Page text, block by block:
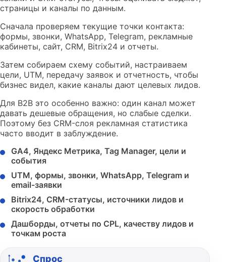
страницы и каналы по данным.
Сначала проверяем текущие точки контакта:
формы, звонки, WhatsApp, Telegram, рекламные
кабинеты, сайт, CRM, Bitrix24 и отчеты.
Затем собираем схему событий, настраиваем
цели, UTM, передачу заявок и отчетность, чтобы
бизнес видел, какие каналы дают целевых лидов.
Для B2B это особенно важно: один канал может
давать дешевые обращения, но слабые сделки.
Поэтому без CRM-слоя рекламная статистика
часто вводит в заблуждение.
GA4, Яндекс Метрика, Tag Manager, цели и
события
UTM, формы, звонки, WhatsApp, Telegram и
email-заявки
Bitrix24, CRM-статусы, источники лидов и
скорость обработки
Дашборды, отчеты по CPL, качеству лидов и
точкам роста
Спрос